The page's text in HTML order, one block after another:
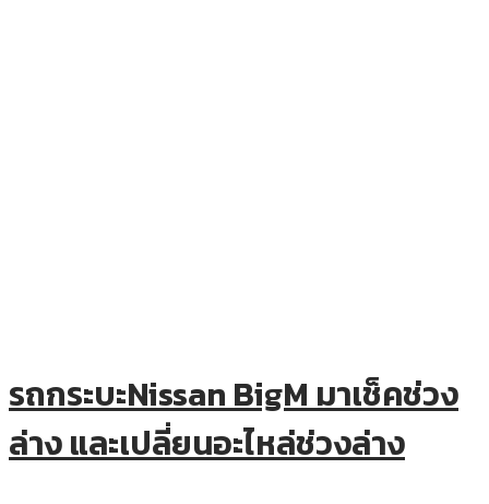
รถกระบะNissan BigM มาเช็คช่วง
ล่าง และเปลี่ยนอะไหล่ช่วงล่าง